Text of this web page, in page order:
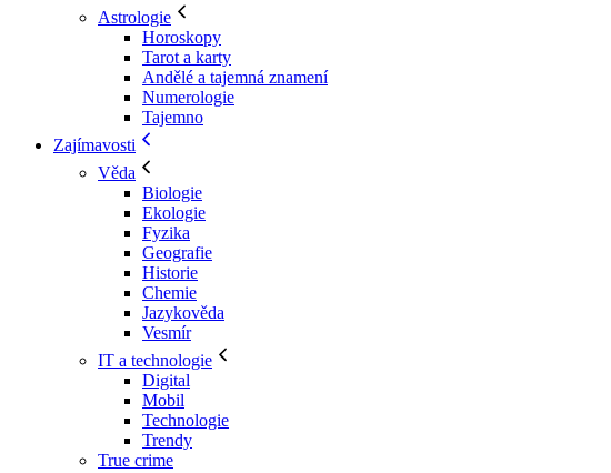
Astrologie
Horoskopy
Tarot a karty
Andělé a tajemná znamení
Numerologie
Tajemno
Zajímavosti
Věda
Biologie
Ekologie
Fyzika
Geografie
Historie
Chemie
Jazykověda
Vesmír
IT a technologie
Digital
Mobil
Technologie
Trendy
True crime